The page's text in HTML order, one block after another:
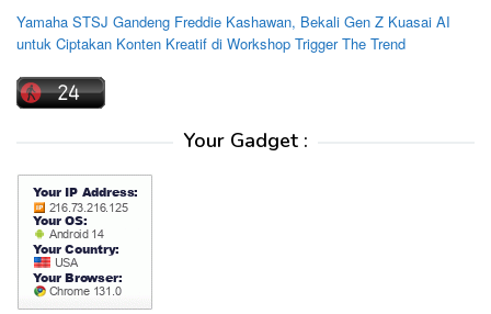
Yamaha STSJ Gandeng Freddie Kashawan, Bekali Gen Z Kuasai AI
untuk Ciptakan Konten Kreatif di Workshop Trigger The Trend
Your Gadget :